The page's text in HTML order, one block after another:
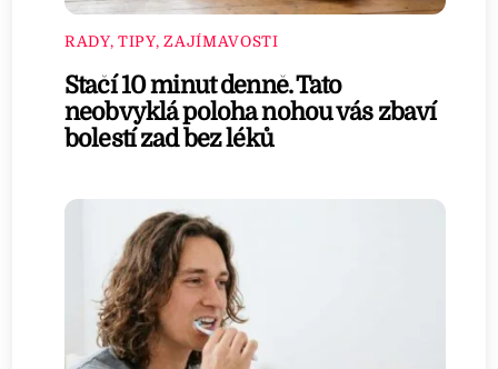
RADY, TIPY, ZAJÍMAVOSTI
Stačí 10 minut denně. Tato
neobvyklá poloha nohou vás zbaví
bolestí zad bez léků